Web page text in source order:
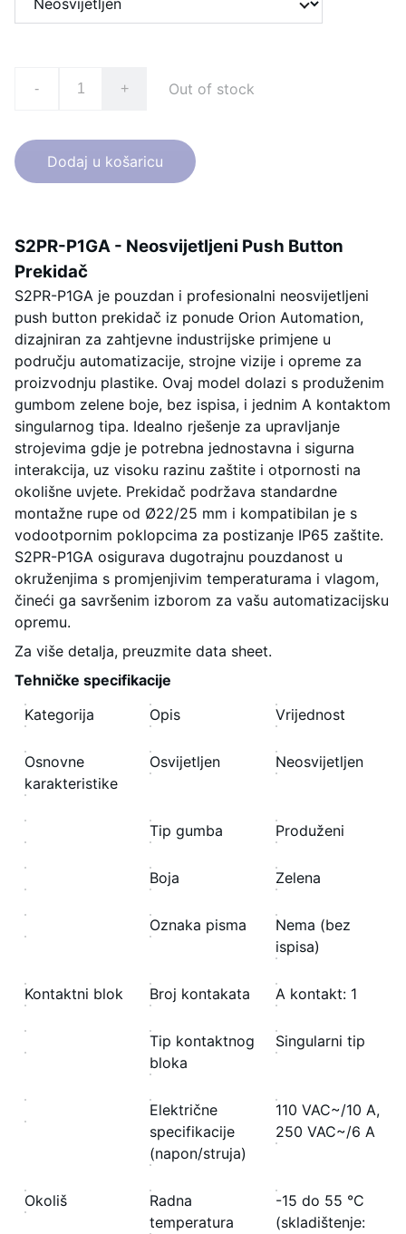
- + Out of stock
Dodaj u košaricu
S2PR-P1GA - Neosvijetljeni Push Button
Prekidač
S2PR-P1GA je pouzdan i profesionalni neosvijetljeni
push button prekidač iz ponude Orion Automation,
dizajniran za zahtjevne industrijske primjene u
području automatizacije, strojne vizije i opreme za
proizvodnju plastike. Ovaj model dolazi s produženim
gumbom zelene boje, bez ispisa, i jednim A kontaktom
singularnog tipa. Idealno rješenje za upravljanje
strojevima gdje je potrebna jednostavna i sigurna
interakcija, uz visoku razinu zaštite i otpornosti na
okolišne uvjete. Prekidač podržava standardne
montažne rupe od Ø22/25 mm i kompatibilan je s
vodootpornim poklopcima za postizanje IP65 zaštite.
S2PR-P1GA osigurava dugotrajnu pouzdanost u
okruženjima s promjenjivim temperaturama i vlagom,
čineći ga savršenim izborom za vašu automatizacijsku
opremu.
Za više detalja, preuzmite data sheet.
Tehničke specifikacije
Kategorija
Opis Vrijednost
Osnovne
karakteristike
Osvijetljen Neosvijetljen
Tip gumba Produženi
Boja Zelena
Oznaka pisma
Nema (bez
ispisa)
Kontaktni blok Broj kontakata A kontakt: 1
Tip kontaktnog
bloka
Singularni tip
Električne
specifikacije
(napon/struja)
110 VAC~/10 A,
250 VAC~/6 A
Okoliš
Radna
temperatura
-15 do 55 °C
(skladištenje: